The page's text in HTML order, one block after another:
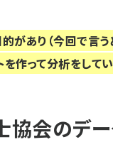
があり（今回で言う
作って分析をしてい
協会のデー